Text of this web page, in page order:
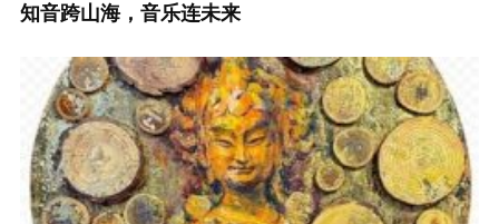
知音跨山海，音乐连未来